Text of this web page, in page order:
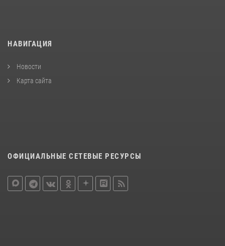
НАВИГАЦИЯ
Новости
Карта сайта
ОФИЦИАЛЬНЫЕ СЕТЕВЫЕ РЕСУРСЫ